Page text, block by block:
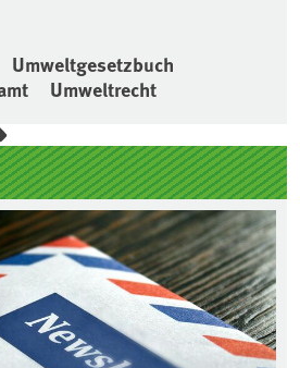
Umweltgesetzbuch
Umweltrecht